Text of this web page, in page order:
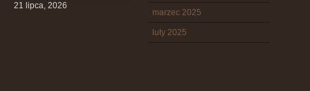
21 lipca, 2026
marzec 2025
luty 2025